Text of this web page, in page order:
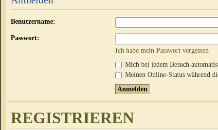
Benutzername:
Passwort:
Ich habe mein Passwort vergessen
Mich bei jedem Besuch
Meinen Online-Status während
REGISTRIEREN